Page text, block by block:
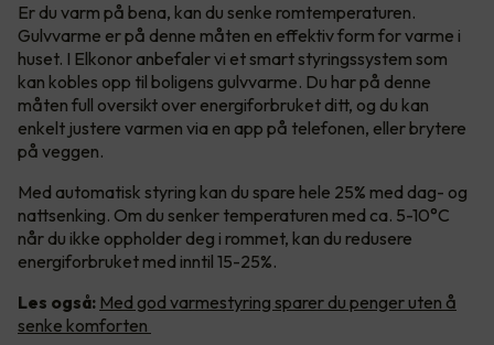
Er du varm på bena, kan du senke romtemperaturen.
Gulvvarme er på denne måten en effektiv form for varme i
huset. I Elkonor anbefaler vi et smart styringssystem som
kan kobles opp til boligens gulvvarme. Du har på denne
måten full oversikt over energiforbruket ditt, og du kan
enkelt justere varmen via en app på telefonen, eller brytere
på veggen.
Med automatisk styring kan du spare hele 25% med dag- og
nattsenking. Om du senker temperaturen med ca. 5-10°C
når du ikke oppholder deg i rommet, kan du redusere
energiforbruket med inntil 15-25%.
Les også: Med god varmestyring sparer du penger uten å
senke komforten